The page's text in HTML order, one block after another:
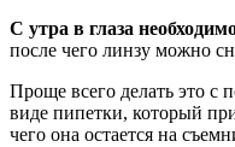
С утра в глаза
после чего линзу можно
Проще всего делать это с
виде пипетки, который
чего она остается на